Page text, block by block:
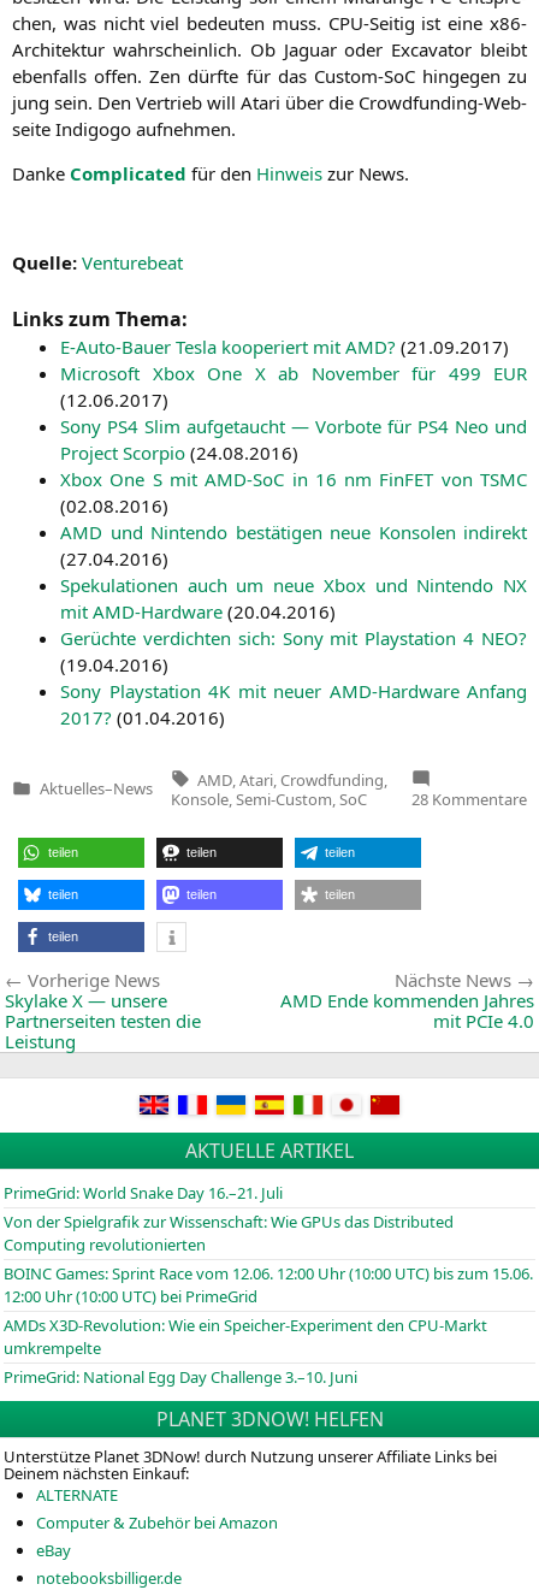
chen, was nicht viel bedeu­ten muss. CPU-Sei­tig ist eine x86-
Archi­tek­tur wahr­schein­lich. Ob Jagu­ar oder Excava­tor bleibt
eben­falls offen. Zen dürf­te für das Cus­tom-SoC hin­ge­gen zu
jung sein. Den Ver­trieb will Ata­ri über die Crowd­fun­ding-Web­
sei­te Indi­go­go aufnehmen.
Dan­ke Com­pli­ca­ted für den Hin­weis zur News.
Quel­le: Ven­tur­ebeat
Links zum Thema:
E‑Au­to-Bau­er Tes­la koope­riert mit AMD? (21.09.2017)
Micro­soft Xbox One X ab Novem­ber für 499 EUR
(12.06.2017)
Sony PS4 Slim auf­ge­taucht — Vor­bo­te für PS4 Neo und
Pro­ject Scor­pio (24.08.2016)
Xbox One S mit AMD-SoC in 16 nm Fin­FET von TSMC
(02.08.2016)
AMD und Nin­ten­do bestä­ti­gen neue Kon­so­len indi­rekt
(27.04.2016)
Spe­ku­la­tio­nen auch um neue Xbox und Nin­ten­do NX
mit AMD-Hard­ware (20.04.2016)
Gerüch­te ver­dich­ten sich: Sony mit Play­sta­ti­on 4 NEO?
(19.04.2016)
Sony Play­sta­ti­on 4K mit neu­er AMD-Hard­ware Anfang
2017? (01.04.2016)
Veröffentlicht
Aktuelles–News
Tags:
AMD Atari Crowdfunding
Konsole, Semi-Custom SoC 28 Kommentare
teilen teilen teilen
teilen teilen teilen
teilen
Beitragsnavigation
Vorherige NewsVorherige
News:
Skylake X — unsere
Partnerseiten testen die
Leistung
Nächste News
AMD Ende kommenden Jahres
mit PCIe 4.0
AKTUELLE ARTIKEL
PrimeGrid: World Snake Day 16.–21. Juli
Von der Spielgrafik zur Wissenschaft: Wie GPUs das Distributed
Computing revolutionierten
BOINCGames: Sprint Race vom 12.06. 12:00 Uhr (10:00 UTC) bis zum 15.06.
12:00 Uhr (10:00 UTC) bei PrimeGrid
AMDs X3D-Revolution: Wie ein Speicher-Experiment den CPU-Markt
umkrempelte
PrimeGrid: National Egg Day Challenge 3.–10. Juni
PLANET 3DNOW! HELFEN
Unterstütze Planet 3DNow! durch Nutzung unserer Affiliate Links bei
Deinem nächsten Einkauf:
ALTERNATE
Computer & Zubehör bei Amazon
eBay
notebooksbilliger.de